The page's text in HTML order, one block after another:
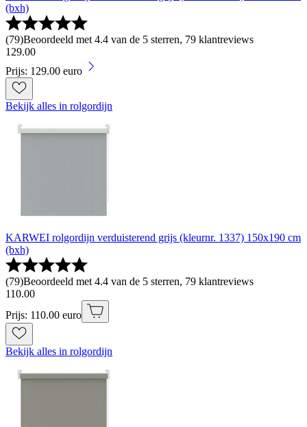
(bxh)
(79)Beoordeeld met 4.4 van de 5 sterren, 79 klantreviews
129.00
Prijs: 129.00 euro
Bekijk alles in rolgordijn
KARWEI rolgordijn verduisterend grijs (kleurnr. 1337) 150x190 cm
(bxh)
(79)Beoordeeld met 4.4 van de 5 sterren, 79 klantreviews
110.00
Prijs: 110.00 euro
Bekijk alles in rolgordijn